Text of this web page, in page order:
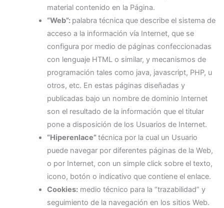
material contenido en la Página.
“Web”: palabra técnica que describe el sistema de
acceso a la información vía Internet, que se
configura por medio de páginas confeccionadas
con lenguaje HTML o similar, y mecanismos de
programación tales como java, javascript, PHP, u
otros, etc. En estas páginas diseñadas y
publicadas bajo un nombre de dominio Internet
son el resultado de la información que el titular
pone a disposición de los Usuarios de Internet.
“Hiperenlace”técnica por la cual un Usuario
puede navegar por diferentes páginas de la Web,
o por Internet, con un simple click sobre el texto,
icono, botón o indicativo que contiene el enlace.
Cookies:medio técnico para la “trazabilidad” y
seguimiento de la navegación en los sitios Web.